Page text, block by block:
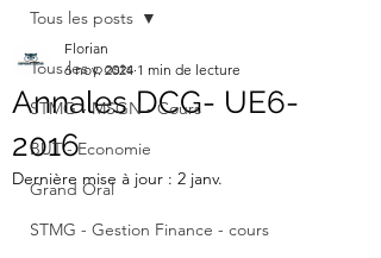
Tous les posts
STMG - MSGN - Cours
BUT - Economie
Grand Oral
STMG - Gestion Finance - cours
Tous les posts
Annales DCG- UE6-
2016
Florian
6 nov. 2024 1 min de lecture
Dernière mise à jour : 2 janv.